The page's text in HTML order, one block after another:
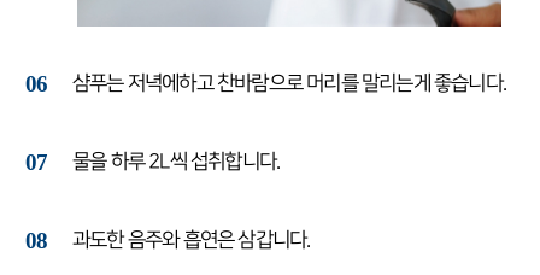
06 샴푸는 저녁에하고 찬바람으로 머리를 말리는게 좋습니다.
07 물을 하루 2L씩 섭취합니다.
08 과도한 음주와 흡연은 삼갑니다.